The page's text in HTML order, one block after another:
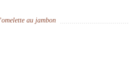
au jambon